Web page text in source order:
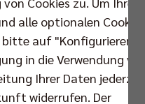
sich Louisa
suchen. Die Wahl fiel
alle optionalen Cookies
auf "Konfigurieren".
in die Verwendung
Ihrer Daten
widerrufen. Der